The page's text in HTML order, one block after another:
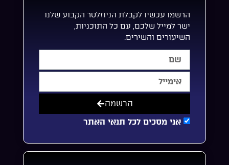
הרשמו עכשיו לקבלת הניוזלטר הקבוע שלנו
ישר למייל שלכם, עם כל התוכניות,
השיעורים והשירים.
אני מסכים לכל תנאי האתר
הרשמה